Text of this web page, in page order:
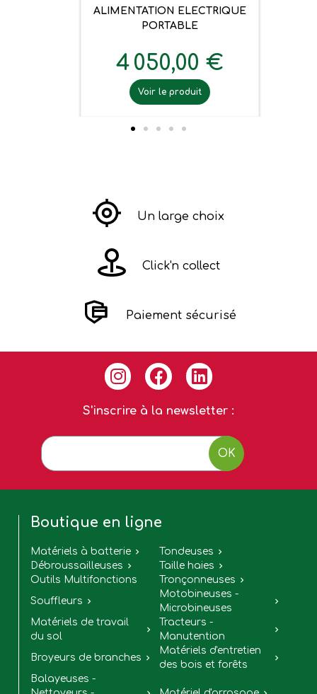
ALIMENTATION ELECTRIQUE
PORTABLE
4 050,00 €
Voir le produit
Un large choix
Click'n collect
Paiement sécurisé
S'inscrire à la newsletter :
OK
Boutique en ligne
Matériels à batterie  Tondeuses 
Débroussailleuses  Taille haies 
Outils Multifonctions Tronçonneuses 
Souffleurs 
Motobineuses -
Microbineuses

Matériels de travail
du sol

Tracteurs -
Manutention

Broyeurs de branches 
Matériels d'entretien
des bois et forêts

Balayeuses -